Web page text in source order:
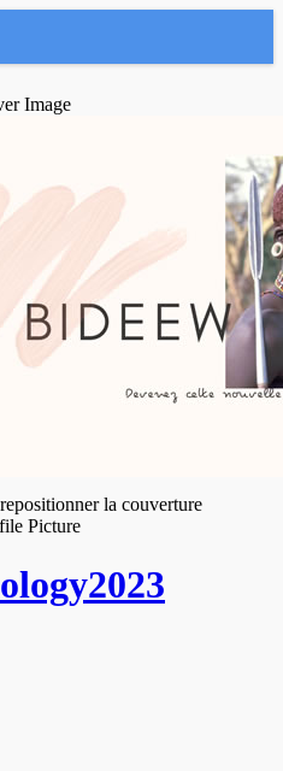
la couverture